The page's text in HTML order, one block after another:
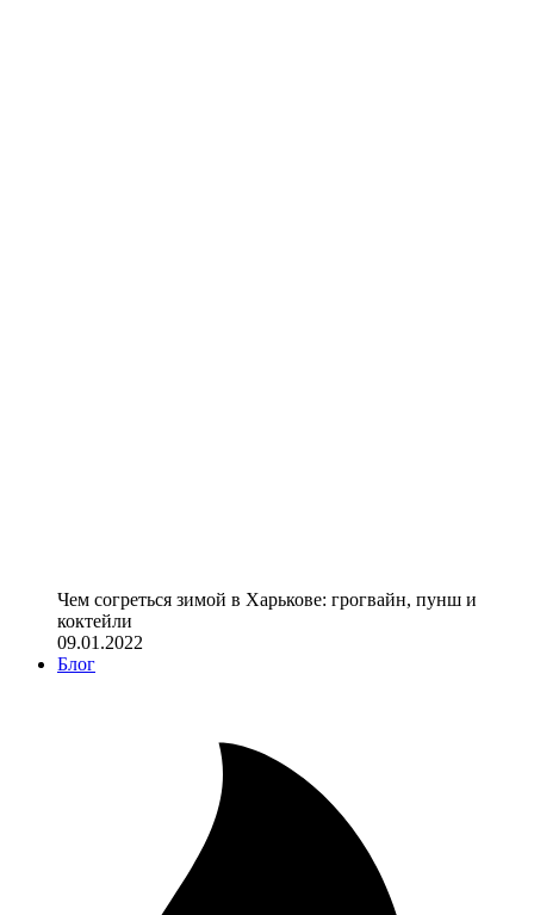
Чем согреться зимой в Харькове: грогвайн, пунш и
коктейли
09.01.2022
Блог